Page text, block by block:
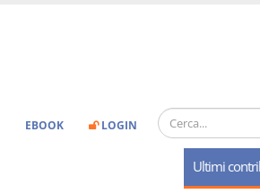
EBOOK LOGIN
Ultimi